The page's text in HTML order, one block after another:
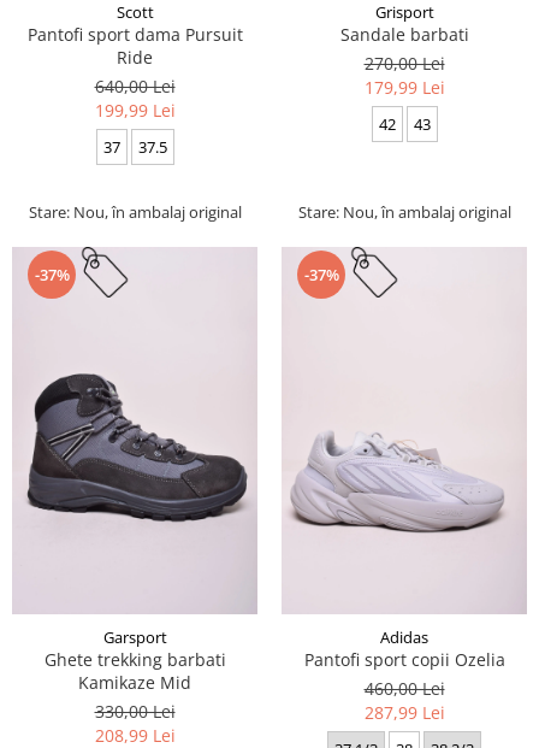
Scott
Pantofi sport dama Pursuit
Ride
640,00 Lei
199,99 Lei
37 37.5
Stare: Nou, în ambalaj original
Grisport
Sandale barbati
270,00 Lei
179,99 Lei
42 43
Stare: Nou, în ambalaj original
-37%
Garsport
Ghete trekking barbati
Kamikaze Mid
330,00 Lei
208,99 Lei
-37%
Adidas
Pantofi sport copii Ozelia
460,00 Lei
287,99 Lei